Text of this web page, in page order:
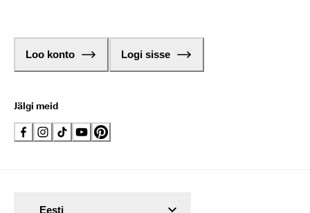
Loo konto Logi sisse
Jälgi meid
Eesti